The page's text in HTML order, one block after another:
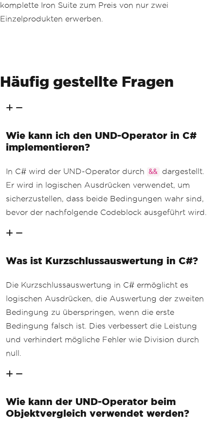
komplette Iron Suite zum Preis von nur zwei
Einzelprodukten erwerben.
Häufig gestellte Fragen
Wie kann ich den UND-Operator in C#
implementieren?
In C# wird der UND-Operator durch &&
dargestellt.
Er wird in logischen Ausdrücken verwendet, um
sicherzustellen, dass beide Bedingungen wahr sind,
bevor der nachfolgende Codeblock ausgeführt wird.
Was ist Kurzschlussauswertung in C#?
Die Kurzschlussauswertung in C# ermöglicht es
logischen Ausdrücken, die Auswertung der zweiten
Bedingung zu überspringen, wenn die erste
Bedingung falsch ist. Dies verbessert die Leistung
und verhindert mögliche Fehler wie Division durch
null.
Wie kann der UND-Operator beim
Objektvergleich verwendet werden?